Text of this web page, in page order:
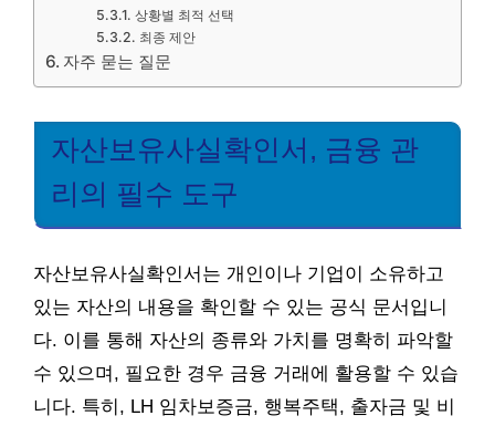
상황별 최적 선택
최종 제안
자주 묻는 질문
자산보유사실확인서, 금융 관
리의 필수 도구
자산보유사실확인서는 개인이나 기업이 소유하고
있는 자산의 내용을 확인할 수 있는 공식 문서입니
다. 이를 통해 자산의 종류와 가치를 명확히 파악할
수 있으며, 필요한 경우 금융 거래에 활용할 수 있습
니다. 특히, LH 임차보증금, 행복주택, 출자금 및 비